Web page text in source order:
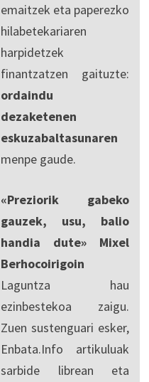
emaitzek eta paperezko
hilabetekariaren
harpidetzek
finantzatzen gaituzte:
ordaindu
dezaketenen
eskuzabaltasunaren
menpe gaude.
«Preziorik gabeko
gauzek, usu, balio
handia dute» Mixel
Berhocoirigoin
Laguntza hau
ezinbestekoa zaigu.
Zuen sustenguari esker,
Enbata.Info artikuluak
sarbide librean eta